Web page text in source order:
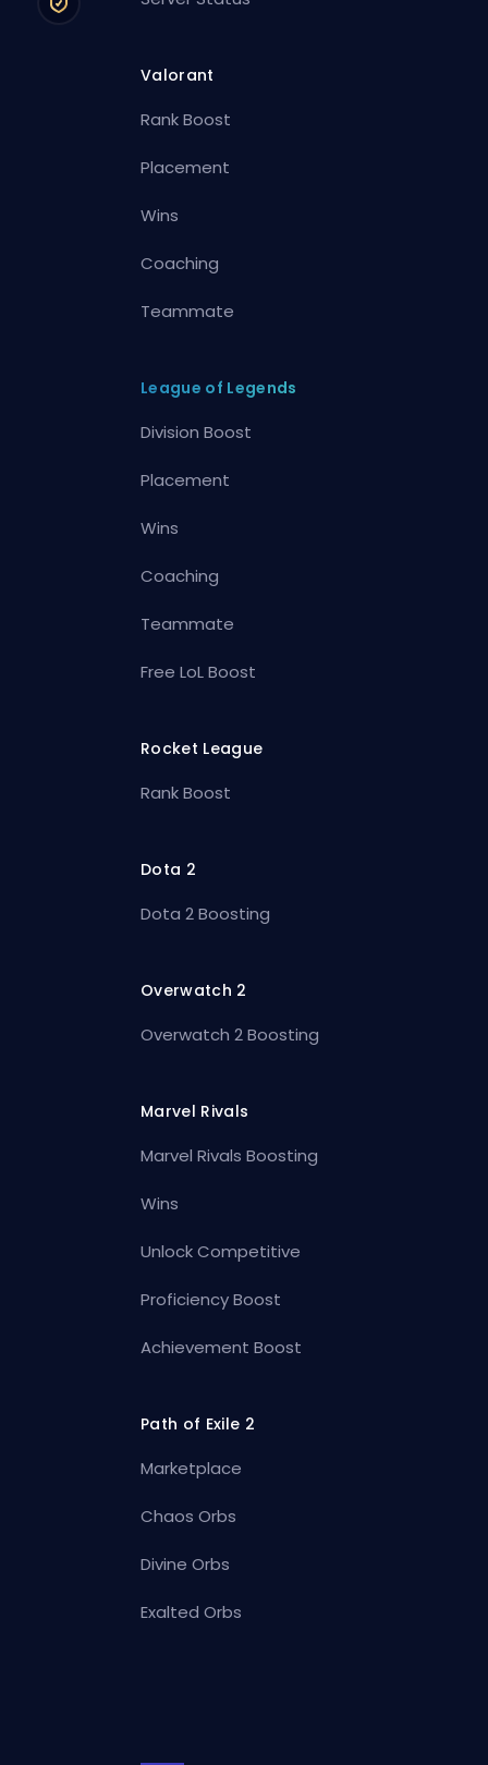
Valorant
Rank Boost
Placement
Wins
Coaching
Teammate
League of Legends
Division Boost
Placement
Wins
Coaching
Teammate
Free LoL Boost
Rocket League
Rank Boost
Dota 2
Dota 2 Boosting
Overwatch 2
Overwatch 2 Boosting
Marvel Rivals
Marvel Rivals Boosting
Wins
Unlock Competitive
Proficiency Boost
Achievement Boost
Path of Exile 2
Marketplace
Chaos Orbs
Divine Orbs
Exalted Orbs